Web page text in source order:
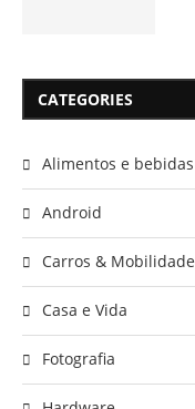
CATEGORIES
Alimentos e bebidas
Android
Carros & Mobilidade
Casa e Vida
Fotografia